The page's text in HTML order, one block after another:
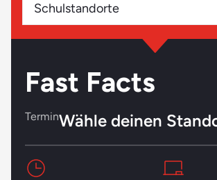
Schulstandorte
Fast Facts
TerminWähle deinen